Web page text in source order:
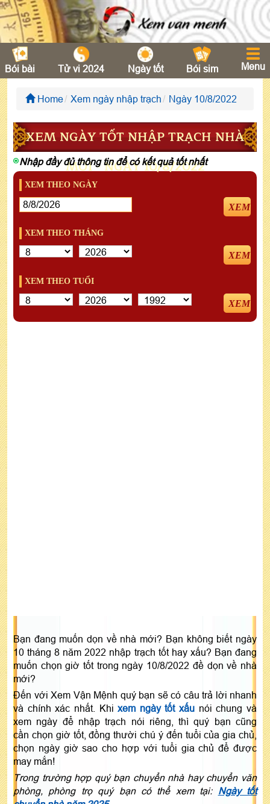
Bói bài Tử vi 2024 Ngày tốt Bói sim Menu
Home Xem ngày nhập trạch Ngày 10/8/2022
XEM NGÀY TỐT NHẬP TRẠCH NHÀ
MỚI - NGÀY 10/8/2022
Nhập đầy đủ thông tin để có kết quả tốt nhất
XEM THEO NGÀY
XEM
XEM THEO THÁNG
XEM
XEM THEO TUỔI
XEM
Bạn đang muốn dọn về nhà mới? Bạn không biết ngày
10 tháng 8 năm 2022 nhập trạch tốt hay xấu? Bạn đang
muốn chọn giờ tốt trong ngày 10/8/2022 đề dọn về nhà
mới?
Đến với Xem Vận Mệnh quý bạn sẽ có câu trả lời nhanh
và chính xác nhất. Khixem ngày tốt xấu nói chung và
xem ngày để nhập trạch nói riêng, thì quý bạn cũng
cần chọn giờ tốt, đồng thười chú ý đến tuổi của gia chủ,
chọn ngày giờ sao cho hợp với tuổi gia chủ để được
may mắn!
Trong trường hợp quý bạn chuyển nhà hay chuyển văn
phòng, phòng trọ quý bạn có thể xem tại: Ngày tốt